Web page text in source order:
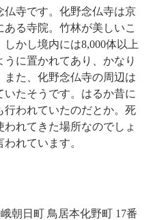
寺です。化野念仏寺は京
る寺院。竹林が美しいこ
かし境内には8,000体以上
に置かれてあり、かなり
た、化野念仏寺の周辺は
たそうです。はるか昔に
行われていたのだとか。死
れてきた場所なのでしょ
れています。
朝日町 鳥居本化野町 17番